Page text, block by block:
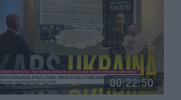
00:22:50